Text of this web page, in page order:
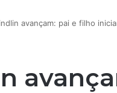
avançam: pai e filho